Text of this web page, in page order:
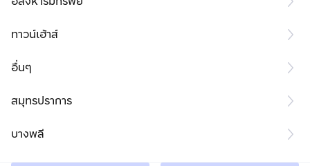
ทาวน์เฮ้าส์
อื่นๆ
สมุทรปราการ
บางพลี